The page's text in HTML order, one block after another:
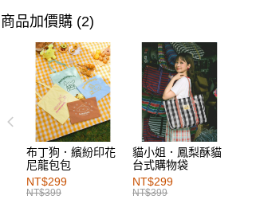
商品加價購 (2)
布丁狗．繽紛印花
尼龍包包
NT$299
NT$399
貓小姐．鳳梨酥貓
台式購物袋
NT$299
NT$399